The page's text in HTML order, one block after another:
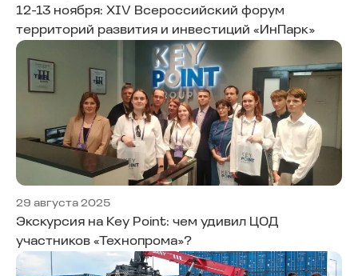
12-13 ноября: XIV Всероссийский форум
территорий развития и инвестиций «ИнПарк»
29 августа 2025
Экскурсия на Key Point: чем удивил ЦОД
участников «Технопрома»?